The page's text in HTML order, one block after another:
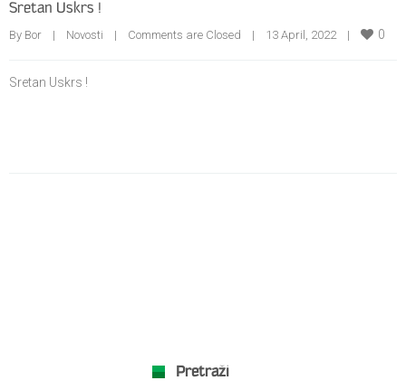
Sretan Uskrs !
By Bor    | Novosti
    |
Comments are Closed
    |    13 April, 2022    |
0
Sretan Uskrs !
Pretraži